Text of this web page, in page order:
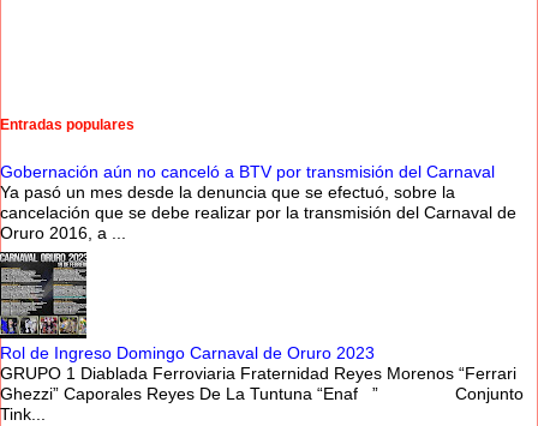
Entradas populares
Gobernación aún no canceló a BTV por transmisión del Carnaval
Ya pasó un mes desde la denuncia que se efectuó, sobre la
cancelación que se debe realizar por la transmisión del Carnaval de
Oruro 2016, a ...
Rol de Ingreso Domingo Carnaval de Oruro 2023
GRUPO 1 Diablada Ferroviaria Fraternidad Reyes Morenos “Ferrari
Ghezzi” Caporales Reyes De La Tuntuna “Enaf ” Conjunto
Tink...